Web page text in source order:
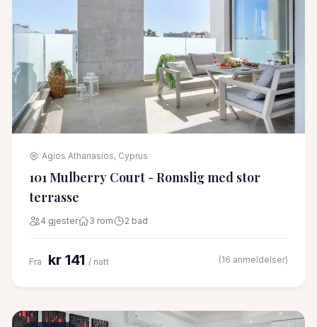
Agios Athanasios, Cyprus
101 Mulberry Court - Romslig med stor
terrasse
4 gjester 3 rom 2 bad
Fra kr 141 / natt (16 anmeldelser)